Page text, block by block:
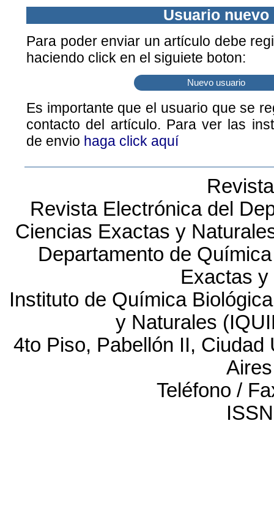
Usuario nuevo
Para poder enviar un artículo debe
haciendo click en el siguiete boton:
Nuevo usuario
Es importante que el usuario que se
contacto del artículo. Para ver las
de envio haga click aquí
Revista Electrónica del
Ciencias Exactas y
Departamento de
Exactas
Instituto de Química
y Naturales
4to Piso, Pabellón II,
Teléfono /